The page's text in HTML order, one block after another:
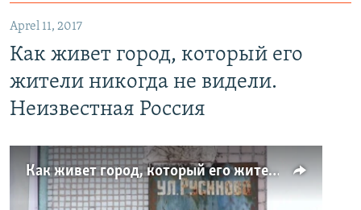
Aprel 11, 2017
Как живет город, который его
жители никогда не видели.
Неизвестная Россия
Как живет город, который его жители никогда не видели. Неизвестная Россия